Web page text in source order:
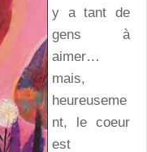
y a tant de
gens à
aimer…
mais,
heureuseme
nt, le coeur
est